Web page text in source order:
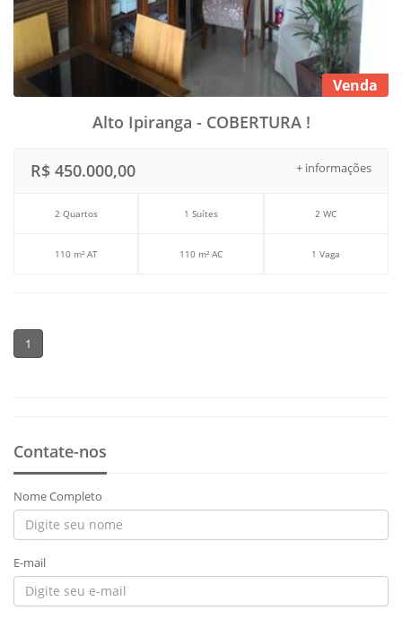
Venda
Alto Ipiranga - COBERTURA !
+ informações
R$ 450.000,00
2 Quartos 1 Suítes 2 WC
110 m² AT 110 m² AC 1 Vaga
1
Contate-nos
Nome Completo
E-mail